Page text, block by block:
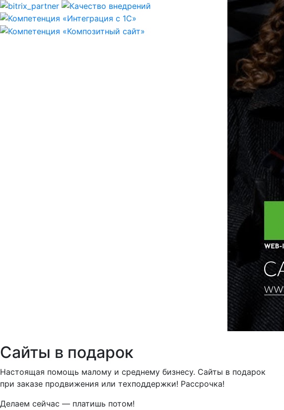
Сайты в подарок
Настоящая помощь малому и среднему бизнесу. Сайты в подарок
при заказе продвижения или техподдержки! Рассрочка!
Делаем сейчас — платишь потом!